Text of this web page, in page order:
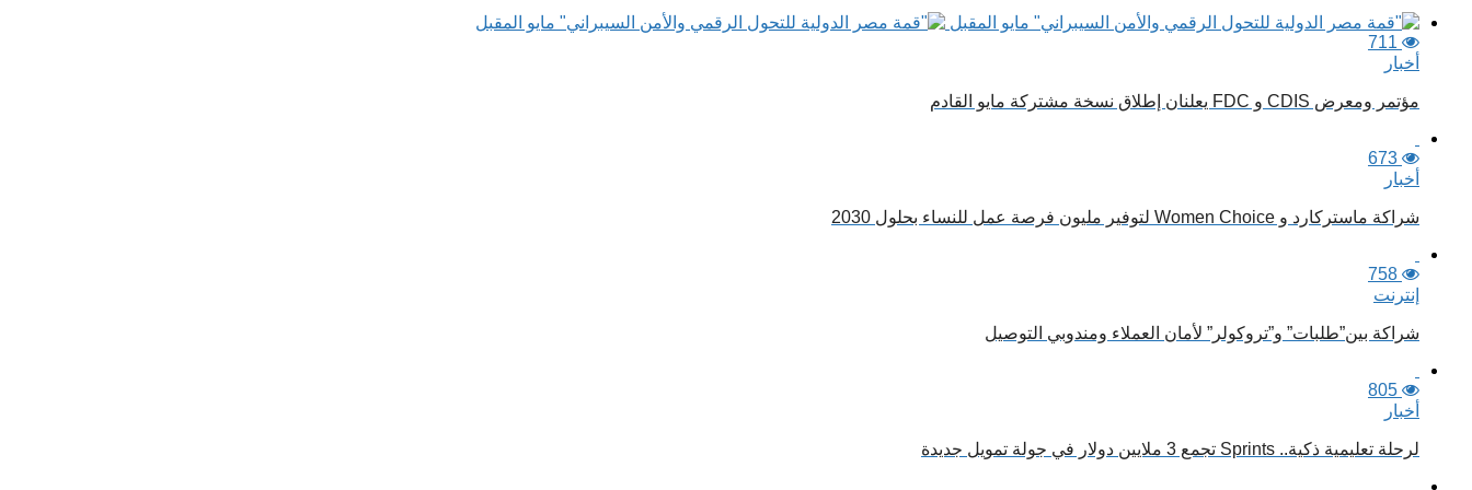
711
أخبار
مؤتمر ومعرض CDIS و FDC يعلنان إطلاق نسخة مشتركة مايو القادم
673
أخبار
شراكة ماستركارد و Women Choice لتوفير مليون فرصة عمل للنساء بحلول 2030
758
إنترنت
شراكة بين”طلبات” و”تروكولر” لأمان العملاء ومندوبي التوصيل
805
أخبار
لرحلة تعليمية ذكية.. Sprints تجمع 3 ملايين دولار في جولة تمويل جديدة